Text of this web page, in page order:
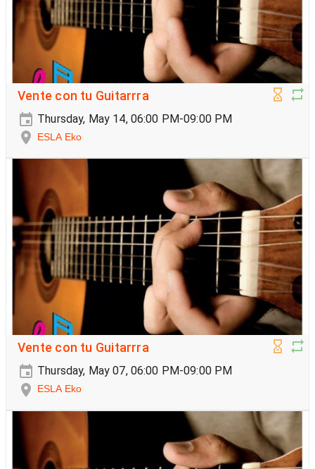
Vente con tu Guitarrra
Thursday, May 14, 06:00 PM-09:00 PM
ESLA Eko
Vente con tu Guitarrra
Thursday, May 07, 06:00 PM-09:00 PM
ESLA Eko